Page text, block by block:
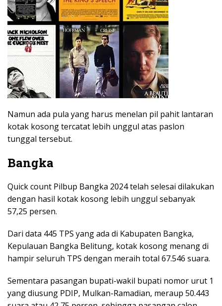
Namun ada pula yang harus menelan pil pahit lantaran
kotak kosong tercatat lebih unggul atas paslon
tunggal tersebut.
Bangka
Quick count Pilbup Bangka 2024 telah selesai dilakukan
dengan hasil kotak kosong lebih unggul sebanyak
57,25 persen.
Dari data 445 TPS yang ada di Kabupaten Bangka,
Kepulauan Bangka Belitung, kotak kosong menang di
hampir seluruh TPS dengan meraih total 67.546 suara.
Sementara pasangan bupati-wakil bupati nomor urut 1
yang diusung PDIP, Mulkan-Ramadian, meraup 50.443